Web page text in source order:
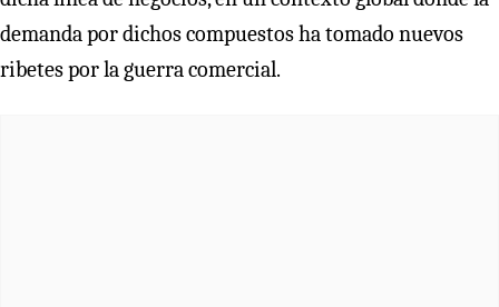
demanda por dichos compuestos ha tomado nuevos
ribetes por la guerra comercial.